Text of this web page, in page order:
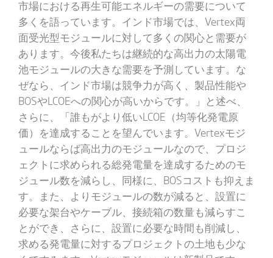
市場における再生可能エネルギーの需要について
多くを語っています。インド市場では、Vertex両
面受光型モジュールに対して多くの関心と需要が
あります。今後私たちは継続的な高出力の太陽電
池モジュールの大きな需要を予測しています。な
ぜなら、インド市場は競争力が高く、製品性能や
BOSやLCOEへの関心が高いからです。」と述べ、
さらに、「誰もがより低いLCOE（均等化発電原
価）を達成することを望んでいます。Vertexモジ
ュールならば高出力のモジュールなので、プロジ
ェクトに求められる総発電量を達成するためのモ
ジュール数を減らし、同様に、BOSコストも抑えま
す。また、よりモジュールの数が減ると、設置に
必要な架台やケーブル、接続箱の数量も減らすこ
とができ、さらに、設置に必要な時間も削減し、
求める発電量に対するプロジェクトの土地も少な